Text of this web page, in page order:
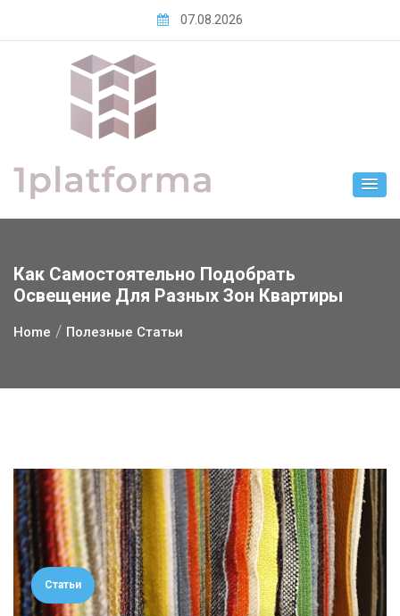
07.08.2026
Как Самостоятельно Подобрать
Освещение Для Разных Зон Квартиры
Home Полезные Статьи
Статьи